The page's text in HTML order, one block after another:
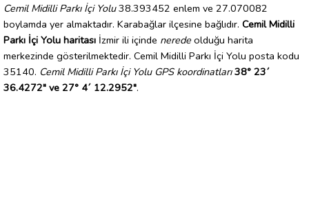
Cemil Midilli Parkı İçi Yolu38.393452 enlem ve 27.070082
boylamda yer almaktadır. Karabağlar ilçesine bağlıdır. Cemil Midilli
Parkı İçi Yolu haritası İzmir ili içinde nerede olduğu harita
merkezinde gösterilmektedir. Cemil Midilli Parkı İçi Yolu posta kodu
35140. Cemil Midilli Parkı İçi Yolu GPS koordinatları 38° 23´
36.4272" ve 27° 4´ 12.2952".